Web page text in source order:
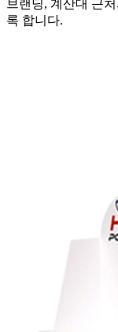
브랜딩, 계산대 근
록 합니다.